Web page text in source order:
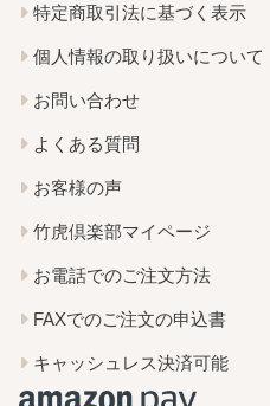
特定商取引法に基づく表示
個人情報の取り扱いについて
お問い合わせ
よくある質問
お客様の声
竹虎倶楽部マイページ
お電話でのご注文方法
FAXでのご注文の申込書
キャッシュレス決済可能